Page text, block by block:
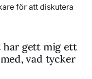
för att diskutera
gett mig ett
vad tycker